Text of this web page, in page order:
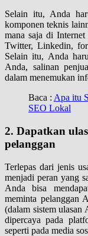
Selain itu, Anda
komponen teknis
mana saja di
Twitter, Linkedin,
Selain itu, Anda
Anda, salinan
dalam menemukan
Baca : Apa itu
SEO Lokal
2. Dapatkan
pelanggan
Terlepas dari jenis
menjadi peran yang
Anda bisa
meminta pelanggan
(dalam sistem ulasan
dipercaya pada
seperti pada media